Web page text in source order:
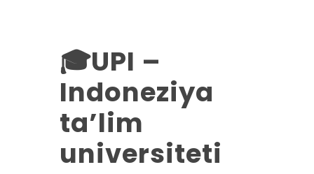
🎓UPI –
Indoneziya
ta’lim
universiteti